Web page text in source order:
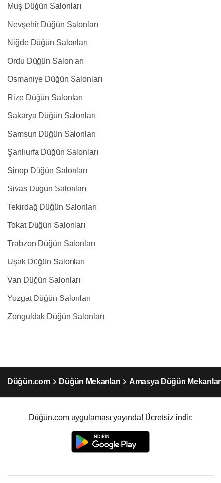
Muş Düğün Salonları
Nevşehir Düğün Salonları
Niğde Düğün Salonları
Ordu Düğün Salonları
Osmaniye Düğün Salonları
Rize Düğün Salonları
Sakarya Düğün Salonları
Samsun Düğün Salonları
Şanlıurfa Düğün Salonları
Sinop Düğün Salonları
Sivas Düğün Salonları
Tekirdağ Düğün Salonları
Tokat Düğün Salonları
Trabzon Düğün Salonları
Uşak Düğün Salonları
Van Düğün Salonları
Yozgat Düğün Salonları
Zonguldak Düğün Salonları
Düğün.com Düğün Mekanları Amasya Düğün
Düğün.com uygulaması yayında! Ücretsiz indir: